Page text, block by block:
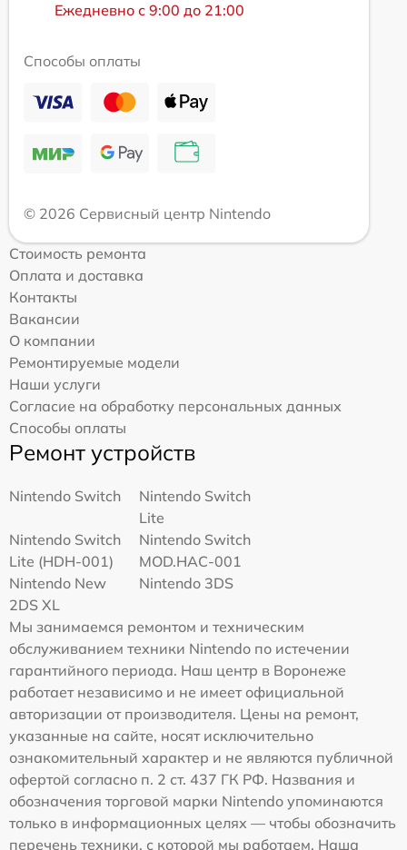
Ежедневно с 9:00 до 21:00
Способы оплаты
© 2026 Сервисный центр Nintendo
Стоимость ремонта
Оплата и доставка
Контакты
Вакансии
О компании
Ремонтируемые модели
Наши услуги
Согласие на обработку персональных данных
Способы оплаты
Ремонт устройств
Nintendo Switch
Nintendo Switch
Lite
Nintendo Switch
Lite (HDH-001)
Nintendo Switch
MOD.HAC-001
Nintendo New
2DS XL
Nintendo 3DS
Мы занимаемся ремонтом и техническим
обслуживанием техники Nintendo по истечении
гарантийного периода. Наш центр в Воронеже
работает независимо и не имеет официальной
авторизации от производителя. Цены на ремонт,
указанные на сайте, носят исключительно
ознакомительный характер и не являются публичной
офертой согласно п. 2 ст. 437 ГК РФ. Названия и
обозначения торговой марки Nintendo упоминаются
только в информационных целях — чтобы обозначить
перечень техники, с которой мы работаем. Наша